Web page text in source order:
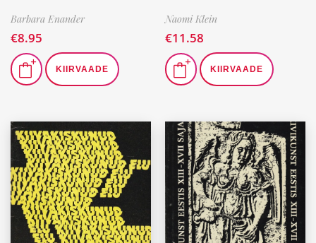
Barbara Enander
€8.95
KIIRVAADE
Naomi Klein
€11.58
KIIRVAADE